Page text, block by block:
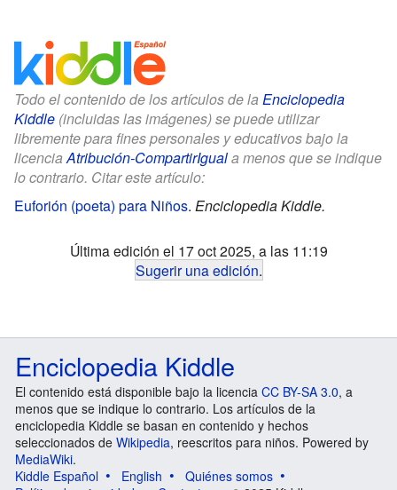
Todo el contenido de los artículos de la Enciclopedia
Kiddle (incluidas las imágenes) se puede utilizar
libremente para fines personales y educativos bajo la
licenciaAtribución-CompartirIguala menos que se indique
lo contrario. Citar este artículo:
Euforión (poeta) para Niños. Enciclopedia Kiddle.
Última edición el 17 oct 2025, a las 11:19
Sugerir una edición.
Enciclopedia Kiddle
El contenido está disponible bajo la licencia CC BY-SA 3.0, a
menos que se indique lo contrario. Los artículos de la
enciclopedia Kiddle se basan en contenido y hechos
seleccionados de Wikipedia, reescritos para niños. Powered by
MediaWiki.
Kiddle Español
English
Quiénes somos